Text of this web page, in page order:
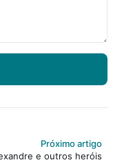
Próximo artigo
e outros heróis